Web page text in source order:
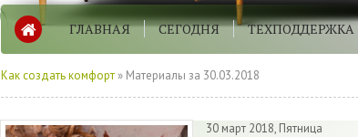
ГЛАВНАЯ СЕГОДНЯ ТЕХПОДДЕРЖКА
Как создать комфорт » Материалы за 30.03.2018
30 март 2018, Пятница